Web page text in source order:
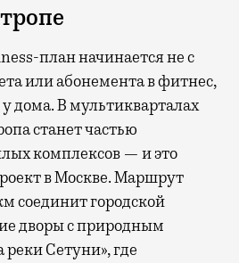
план начинается не с
или абонемента в фитнес,
у дома. В мультикварталах
станет частью
комплексов — и это
в Москве. Маршрут
соединит городской
дворы с природным
Сетуни», где